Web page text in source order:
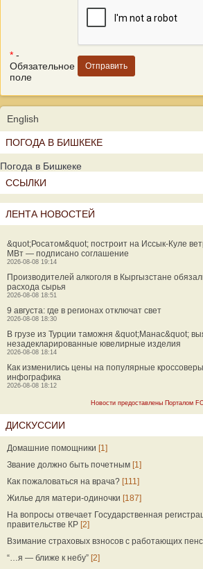
* -
Обязательное
поле
English
ПОГОДА В БИШКЕКЕ
Погода в Бишкеке
ССЫЛКИ
ЛЕНТА НОВОСТЕЙ
&quot;Росатом&quot; построит на Иссык-Куле
МВт — подписано соглашение
2026-08-08 19:14
Производителей алкоголя в Кыргызстане
расхода сырья
2026-08-08 18:51
9 августа: где в регионах отключат свет
2026-08-08 18:30
В грузе из Турции таможня &quot;Манас&quot;
незадекларированные ювелирные изделия
2026-08-08 18:14
Как изменились цены на популярные
инфографика
2026-08-08 18:12
Новости предоставлены Порталом
ДИСКУССИИ
Домашние помощники [1]
Звание должно быть почетным [1]
Как пожаловаться на врача? [111]
Жилье для матери-одиночки [187]
На вопросы отвечает Государственная
правительстве КР [2]
Взимание страховых взносов с работающих
“…я — ближе к небу” [2]